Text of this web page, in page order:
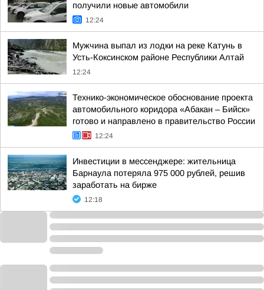
получили новые автомобили
12:24
Мужчина выпал из лодки на реке Катунь в
Усть-Коксинском районе Республики Алтай
12:24
Технико-экономическое обоснование проекта
автомобильного коридора «Абакан – Бийск»
готово и направлено в правительство России
12:24
Инвестиции в мессенджере: жительница
Барнаула потеряла 975 000 рублей, решив
заработать на бирже
12:18